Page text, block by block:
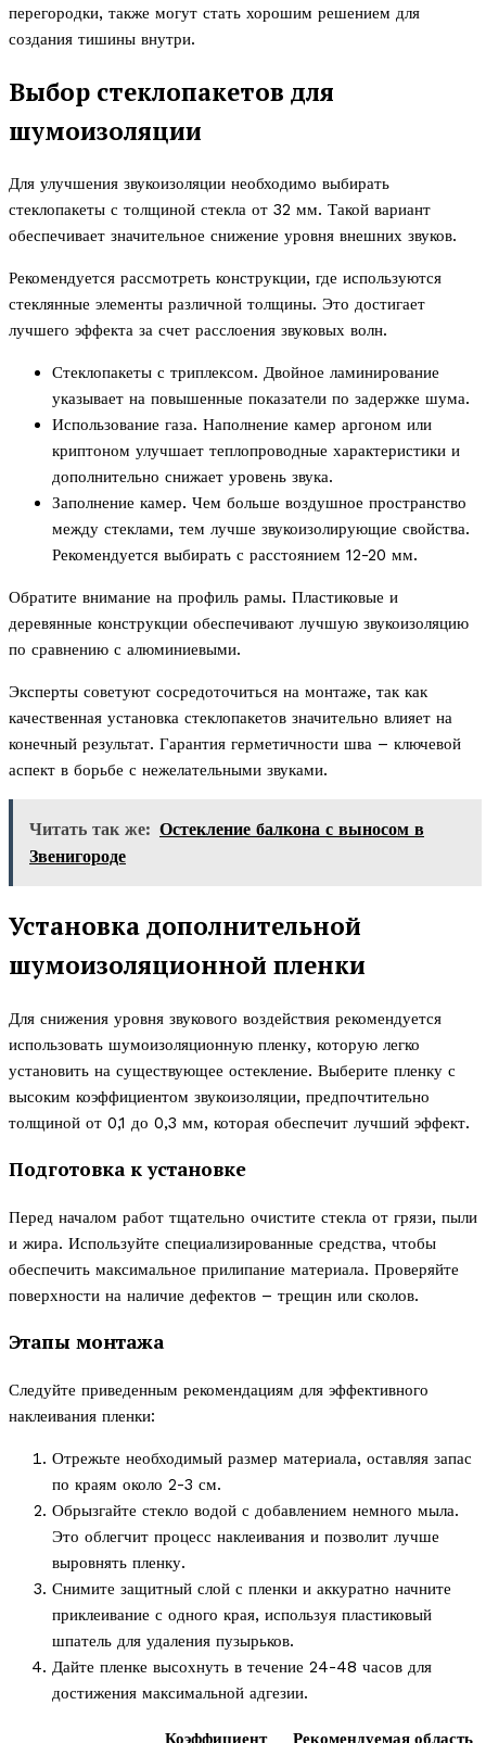
перегородки, также могут стать хорошим решением для
создания тишины внутри.
Выбор стеклопакетов для
шумоизоляции
Для улучшения звукоизоляции необходимо выбирать
стеклопакеты с толщиной стекла от 32 мм. Такой вариант
обеспечивает значительное снижение уровня внешних звуков.
Рекомендуется рассмотреть конструкции, где используются
стеклянные элементы различной толщины. Это достигает
лучшего эффекта за счет расслоения звуковых волн.
Стеклопакеты с триплексом. Двойное ламинирование
указывает на повышенные показатели по задержке шума.
Использование газа. Наполнение камер аргоном или
криптоном улучшает теплопроводные характеристики и
дополнительно снижает уровень звука.
Заполнение камер. Чем больше воздушное пространство
между стеклами, тем лучше звукоизолирующие свойства.
Рекомендуется выбирать с расстоянием 12-20 мм.
Обратите внимание на профиль рамы. Пластиковые и
деревянные конструкции обеспечивают лучшую звукоизоляцию
по сравнению с алюминиевыми.
Эксперты советуют сосредоточиться на монтаже, так как
качественная установка стеклопакетов значительно влияет на
конечный результат. Гарантия герметичности шва – ключевой
аспект в борьбе с нежелательными звуками.
Читать так же: Остекление балкона с выносом в
Звенигороде
Установка дополнительной
шумоизоляционной пленки
Для снижения уровня звукового воздействия рекомендуется
использовать шумоизоляционную пленку, которую легко
установить на существующее остекление. Выберите пленку с
высоким коэффициентом звукоизоляции, предпочтительно
толщиной от 0,1 до 0,3 мм, которая обеспечит лучший эффект.
Подготовка к установке
Перед началом работ тщательно очистите стекла от грязи, пыли
и жира. Используйте специализированные средства, чтобы
обеспечить максимальное прилипание материала. Проверяйте
поверхности на наличие дефектов – трещин или сколов.
Этапы монтажа
Следуйте приведенным рекомендациям для эффективного
наклеивания пленки:
Отрежьте необходимый размер материала, оставляя запас
по краям около 2-3 см.
Обрызгайте стекло водой с добавлением немного мыла.
Это облегчит процесс наклеивания и позволит лучше
выровнять пленку.
Снимите защитный слой с пленки и аккуратно начните
приклеивание с одного края, используя пластиковый
шпатель для удаления пузырьков.
Дайте пленке высохнуть в течение 24-48 часов для
достижения максимальной адгезии.
Коэффициент Рекомендуемая область